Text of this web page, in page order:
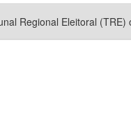
Regional Eleitoral